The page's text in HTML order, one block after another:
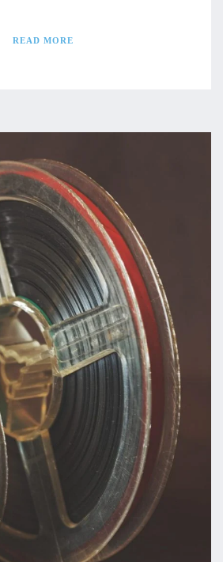
READ MORE